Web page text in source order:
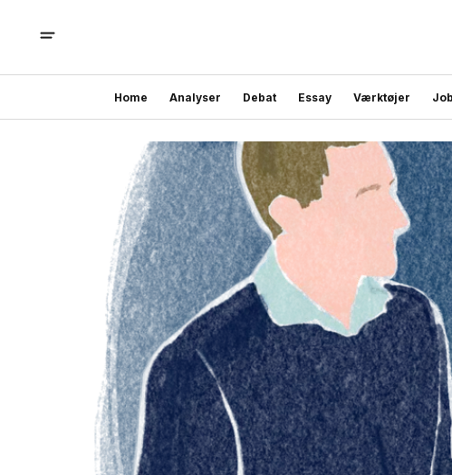
Home Analyser Debat Essay Værktøjer Job